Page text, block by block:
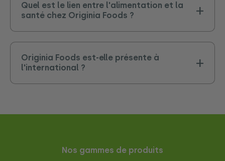
Quel est le lien entre l'alimentation et la
santé chez Originia Foods ?
Originia Foods est-elle présente à
l'international ?
Nos gammes de produits